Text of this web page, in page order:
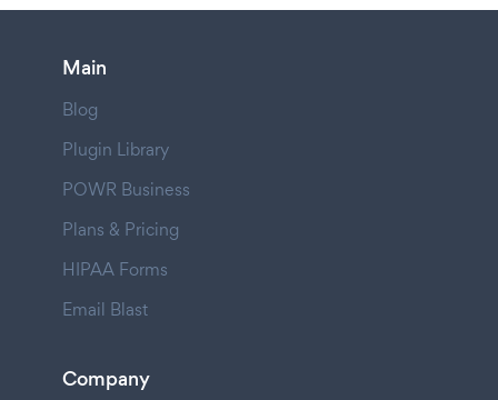
Main
Blog
Plugin Library
POWR Business
Plans & Pricing
HIPAA Forms
Email Blast
Company